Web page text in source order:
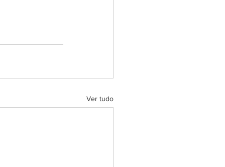
Ver tudo